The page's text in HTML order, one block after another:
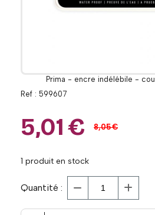
Prima - encre indélébile -
Ref : 599607
5,01€ 8,05€
1 produit en stock
Quantité :